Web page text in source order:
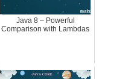
Java 8 – Powerful
Comparison with Lambdas